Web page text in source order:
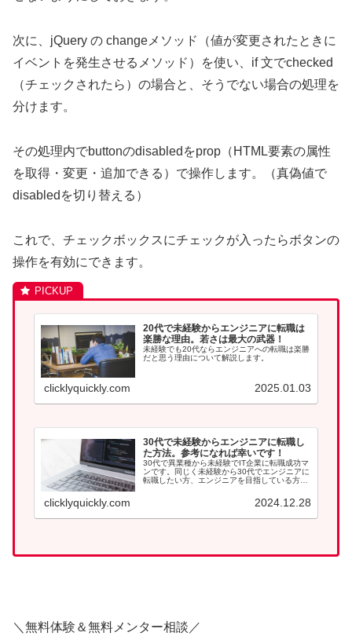
次に、jQuery の changeメソッド（値が変更されたときに
イベントを発生させるメソッド）を使い、if 文でchecked
（チェックされたら）の場合と、そうでない場合の処理を
分けます。
その処理内でbuttonのdisabledをprop（HTML要素の属性
を取得・変更・追加できる）で操作します。（真偽値で
disabledを切り替える）
これで、チェックボックスにチェックが入ったらボタンの
操作を有効にできます。
20代で未経験からエンジニアに転職は
楽勝な理由。若さは最大の武器！
未経験でも20代ならエンジニアへの転職は楽勝
だと思う理由について解説します。
clicklyquickly.com 2025.01.03
30代で未経験からエンジニアに転職し
た方法。参考になれば幸いです！
30代で異業種から未経験でIT企業に転職成功マ
ンです。同じく未経験から30代でエンジニアに
転職したい方、エンジニアを目指している方は
clicklyquickly.com 2024.12.28
＼無料体験＆無料メンター相談／